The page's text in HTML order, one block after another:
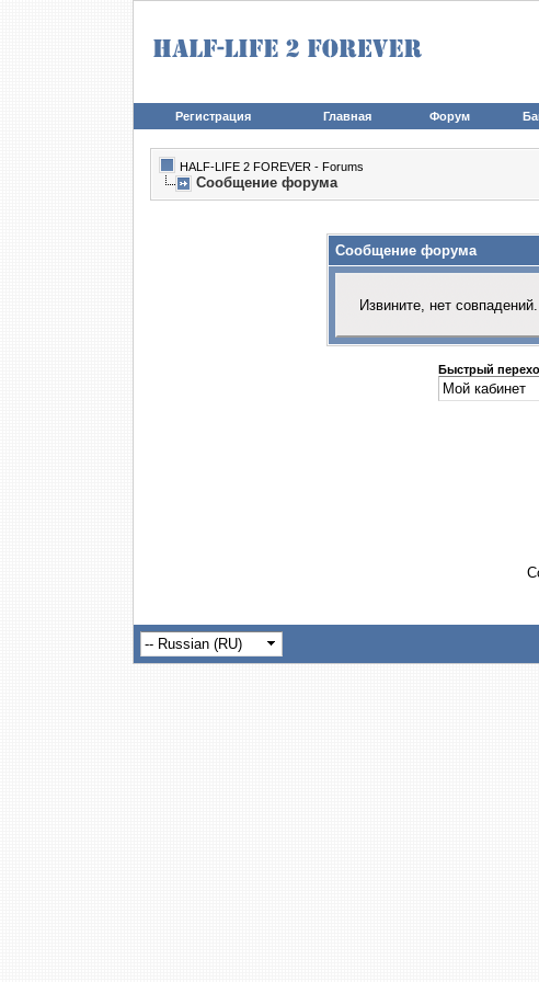
Регистрация Главная Форум
HALF-LIFE 2 FOREVER - Forums
Сообщение форума
Сообщение форума
Извините, нет
Быстрый